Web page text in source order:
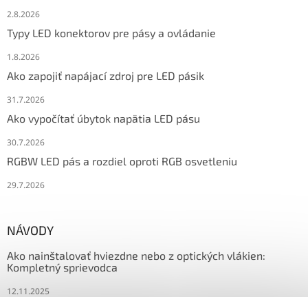
2.8.2026
Typy LED konektorov pre pásy a ovládanie
1.8.2026
Ako zapojiť napájací zdroj pre LED pásik
31.7.2026
Ako vypočítať úbytok napätia LED pásu
30.7.2026
RGBW LED pás a rozdiel oproti RGB osvetleniu
29.7.2026
NÁVODY
Ako nainštalovať hviezdne nebo z optických vlákien:
Kompletný sprievodca
12.11.2025